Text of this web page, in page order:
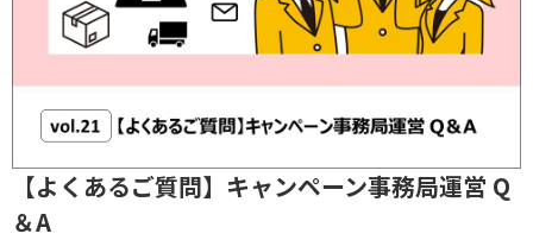
お役立ちコラム
【よくあるご質問】キャンペーン事務局運営 Q
＆A